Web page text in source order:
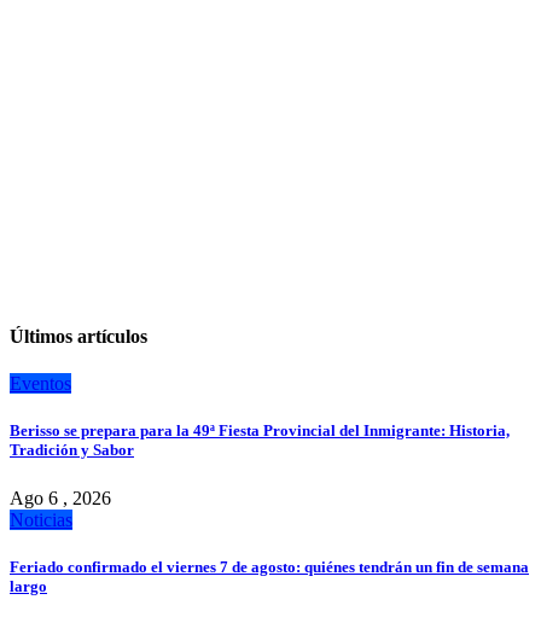
Últimos artículos
Eventos
Berisso se prepara para la 49ª Fiesta Provincial del Inmigrante: Historia,
Tradición y Sabor
Ago 6 , 2026
Noticias
Feriado confirmado el viernes 7 de agosto: quiénes tendrán un fin de semana
largo